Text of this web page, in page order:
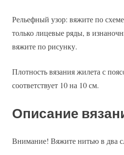
Рельефный узор: вяжите по
только лицевые ряды, в
вяжите по рисунку.
Плотность вязания жилета с
соответствует 10 на 10 см.
Описание
Внимание! Вяжите нитью в два